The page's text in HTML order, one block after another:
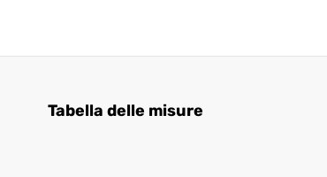
Tabella delle misure